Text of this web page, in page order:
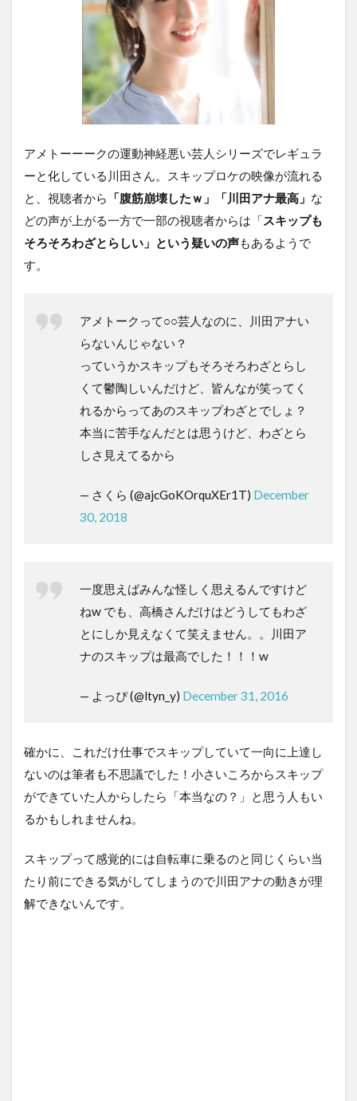
アメトーーークの運動神経悪い芸人シリーズでレギュラ
ーと化している川田さん。スキップロケの映像が流れる
と、視聴者から
「腹筋崩壊したｗ」「川田アナ最高」 な
どの声が上がる一方で一部の視聴者からは「スキップも
そろそろわざとらしい」という疑いの声もあるようで
す。
アメトークって○○芸人なのに、川田アナい
らないんじゃない？
っていうかスキップもそろそろわざとらし
くて鬱陶しいんだけど、皆んなが笑ってく
れるからってあのスキップわざとでしょ？
本当に苦手なんだとは思うけど、わざとら
しさ見えてるから
— さくら (@ajcGoKOrquXEr1T) December
30, 2018
一度思えばみんな怪しく思えるんですけど
ねw でも、高橋さんだけはどうしてもわざ
とにしか見えなくて笑えません。。川田ア
ナのスキップは最高でした！！！w
— よっぴ (@ltyn_y) December 31, 2016
確かに、これだけ仕事でスキップしていて一向に上達し
ないのは筆者も不思議でした！小さいころからスキップ
ができていた人からしたら「本当なの？」と思う人もい
るかもしれませんね。
スキップって感覚的には自転車に乗るのと同じくらい当
たり前にできる気がしてしまうので川田アナの動きが理
解できないんです。